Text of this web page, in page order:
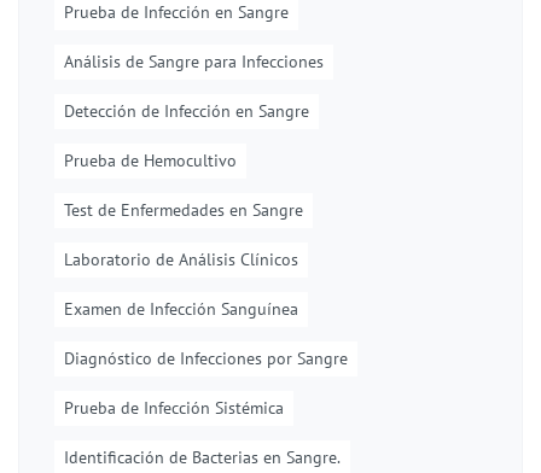
Prueba de Infección en Sangre
Análisis de Sangre para Infecciones
Detección de Infección en Sangre
Prueba de Hemocultivo
Test de Enfermedades en Sangre
Laboratorio de Análisis Clínicos
Examen de Infección Sanguínea
Diagnóstico de Infecciones por Sangre
Prueba de Infección Sistémica
Identificación de Bacterias en Sangre.